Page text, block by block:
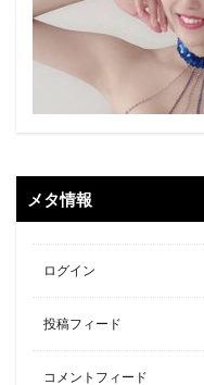
メタ情報
ログイン
投稿フィード
コメントフィード